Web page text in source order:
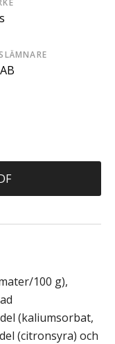
100 g),
(kaliumsorbat,
(citronsyra) och